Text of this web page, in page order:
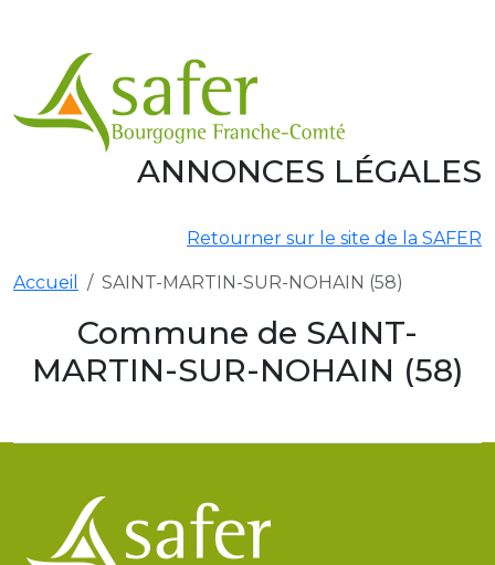
Aller au contenu principal
ANNONCES LÉGALES
Retourner sur le site de la SAFER
Accueil SAINT-MARTIN-SUR-NOHAIN (58)
Commune de SAINT-
MARTIN-SUR-NOHAIN (58)